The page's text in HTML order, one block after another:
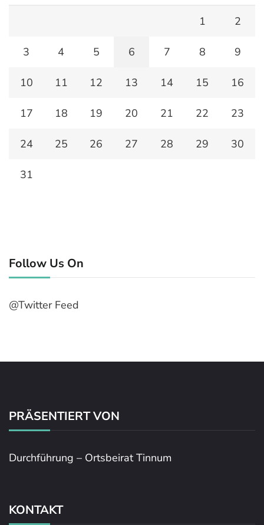
1 2
3 4 5 6 7 8 9
10 11 12 13 14 15 16
17 18 19 20 21 22 23
24 25 26 27 28 29 30
31
Follow Us On
@Twitter Feed
PRÄSENTIERT VON
Durchführung – Ortsbeirat Tinnum
KONTAKT